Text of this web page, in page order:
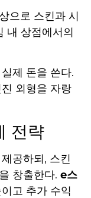
으로 스킨과 시
내 상점에서의
제 돈을 쓴다.
외형을 자랑
전략
공하되, 스킨
창출한다. e스
고 추가 수익